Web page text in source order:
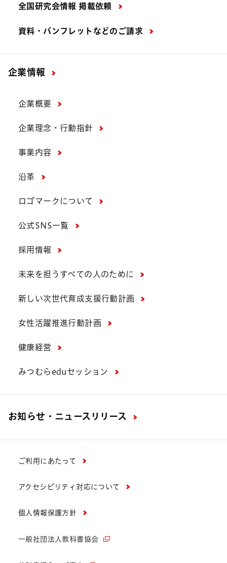
全国研究会情報 掲載依頼
資料・パンフレットなどの ご請求
企業情報
企業概要
企業理念・行動指針
事業内容
沿革
ロゴマークについて
公式SNS一覧
採用情報
未来を担うすべての人のために
新しい次世代育成支援行動計画
女性活躍推進行動計画
健康経営
みつむらeduセッション
お知らせ・ニュースリリース
ご利用にあたって
アクセシビリティ対応について
個人情報保護方針
一般社団法人教科書協会